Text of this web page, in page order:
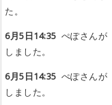
た。
6月5日14:35 ぺぽさんが
しました。
6月5日14:35 ぺぽさんが
しました。